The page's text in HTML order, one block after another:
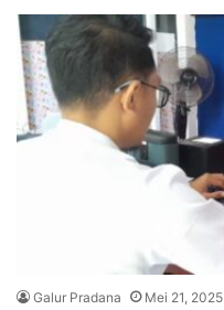
Galur Pradana Mei 21, 2025